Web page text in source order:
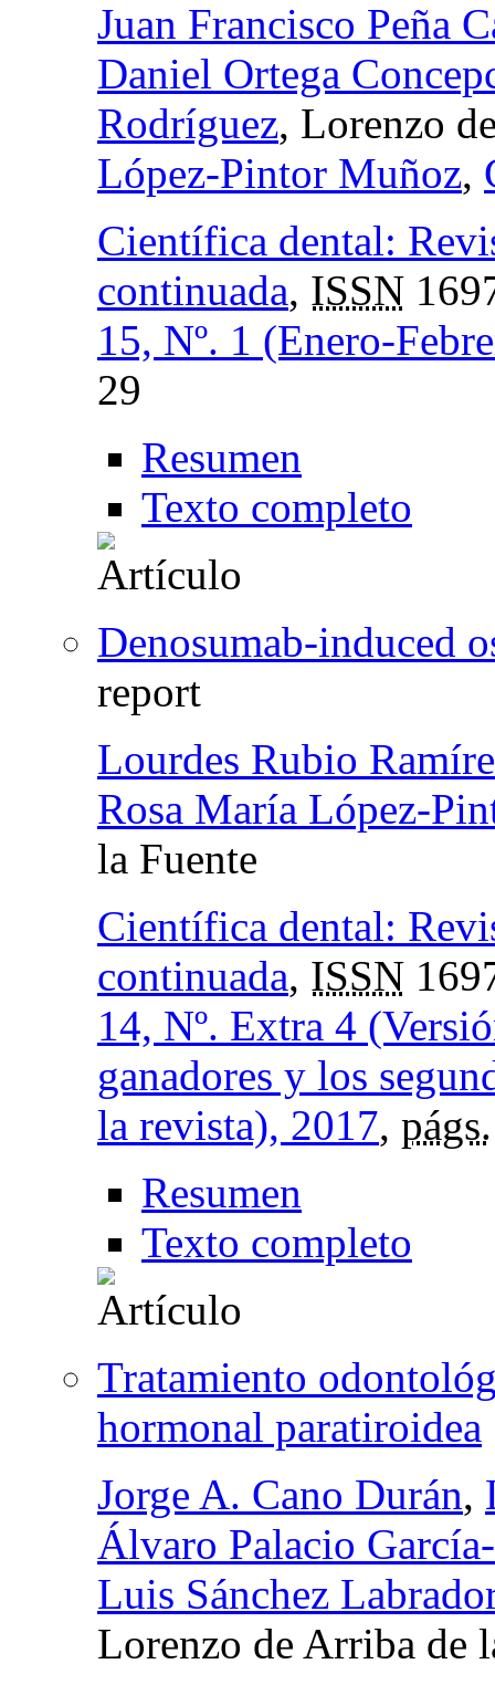
Juan Francisco Peña
Daniel Ortega
Rodríguez, Lorenzo
López-Pintor Muñoz,
Científica dental:
continuada, ISSN
15, Nº. 1 (Enero-
29
Resumen
Texto completo
Denosumab-induced
report
Lourdes Rubio
Rosa María López-
la Fuente
Científica dental:
continuada, ISSN
14, Nº. Extra 4
ganadores y los
la revista), 2017, págs.
Resumen
Texto completo
Tratamiento
hormonal paratiroidea
Jorge A. Cano Durán,
Álvaro Palacio
Luis Sánchez
Lorenzo de Arriba de